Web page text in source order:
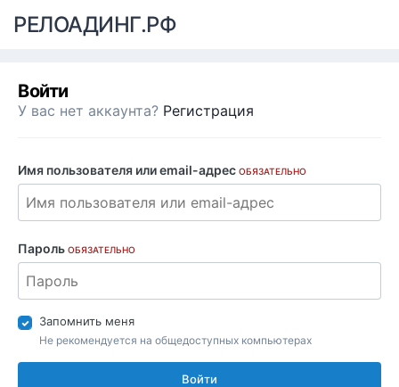
РЕЛОАДИНГ.РФ
Войти
У вас нет аккаунта? Регистрация
Имя пользователя или email-адрес ОБЯЗАТЕЛЬНО
Пароль ОБЯЗАТЕЛЬНО
Запомнить меня
Не рекомендуется на общедоступных компьютерах
Войти